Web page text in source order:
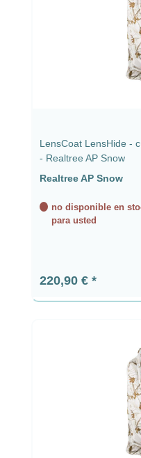
LensCoat LensHide -
- Realtree AP Snow
Realtree AP Snow
no disponible en
para usted
Precio normal:
220,90 €